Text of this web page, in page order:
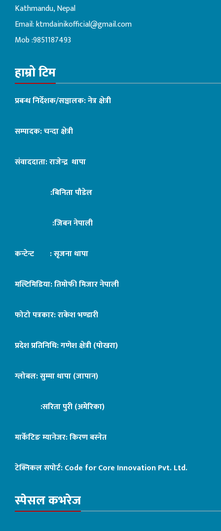
Kathmandu, Nepal
Email:ktmdainikofficial@gmail.com
Mob :9851187493
हाम्रो टिम
प्रबन्ध निर्देशक/सञ्चालक: नेत्र क्षेत्री
सम्पादक: चन्दा क्षेत्री
संवाददाता: राजेन्द्र थापा
:बिनिता पौडेल
:जिबन नेपाली
कन्टेन्ट : सृजना थापा
मल्टिमिडिया: तिमोफी मिजार नेपाली
फोटो पत्रकार: राकेश भण्डारी
प्रदेश प्रतिनिधि: गणेश क्षेत्री (पोखरा)
ग्लोबल: सुम्मा थापा (जापान)
:सरिता पुरी (अमेरिका)
मार्केटिङ म्यानेजर: किरण बस्नेत
टेक्निकल सपोर्ट:Code for Core Innovation Pvt. Ltd.
स्पेसल कभरेज